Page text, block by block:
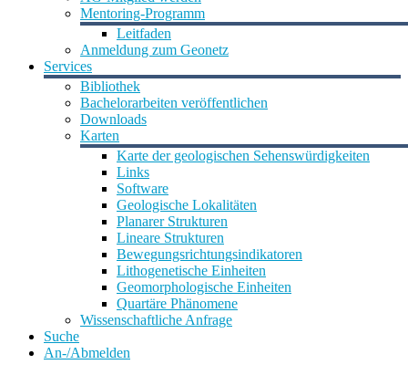
Mentoring-Programm
Leitfaden
Anmeldung zum Geonetz
Services
Bibliothek
Bachelorarbeiten veröffentlichen
Downloads
Karten
Karte der geologischen Sehenswürdigkeiten
Links
Software
Geologische Lokalitäten
Planarer Strukturen
Lineare Strukturen
Bewegungsrichtungsindikatoren
Lithogenetische Einheiten
Geomorphologische Einheiten
Quartäre Phänomene
Wissenschaftliche Anfrage
Suche
An-/Abmelden